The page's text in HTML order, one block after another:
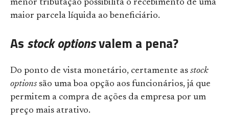
menor tributação possibilita o recebimento de uma
maior parcela líquida ao beneficiário.
As stock optionsvalem a pena?
Do ponto de vista monetário, certamente as stock
options são uma boa opção aos funcionários, já que
permitem a compra de ações da empresa por um
preço mais atrativo.